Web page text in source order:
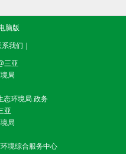
脑版
系我们
三亚
局
态环境局.政务
亚
局
境综合服务中心